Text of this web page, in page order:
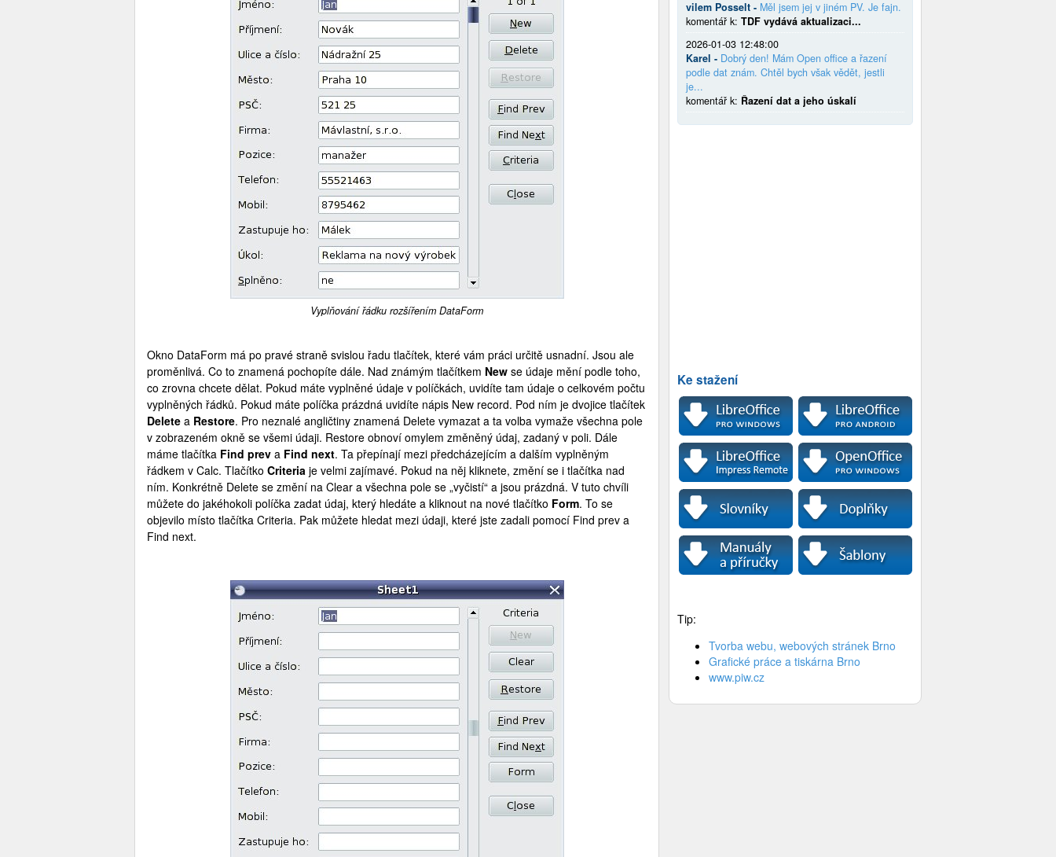
Vyplňování řádku rozšířením DataForm
Okno DataForm má po pravé straně svislou řadu tlačítek, které vám práci určitě usnadní. Jsou ale
proměnlivá. Co to znamená pochopíte dále. Nad známým tlačítkem New se údaje mění podle toho,
co zrovna chcete dělat. Pokud máte vyplněné údaje v políčkách, uvidíte tam údaje o celkovém počtu
vyplněných řádků. Pokud máte políčka prázdná uvidíte nápis New record. Pod ním je dvojice tlačítek
Delete a Restore. Pro neznalé angličtiny znamená Delete vymazat a ta volba vymaže všechna pole
v zobrazeném okně se všemi údaji. Restore obnoví omylem změněný údaj, zadaný v poli. Dále
máme tlačítka Find prev a Find next. Ta přepínají mezi předcházejícím a dalším vyplněným
řádkem v Calc. Tlačítko Criteria je velmi zajímavé. Pokud na něj kliknete, změní se i tlačítka nad
ním. Konkrétně Delete se změní na Clear a všechna pole se „vyčistí“ a jsou prázdná. V tuto chvíli
můžete do jakéhokoli políčka zadat údaj, který hledáte a kliknout na nové tlačítko Form. To se
objevilo místo tlačítka Criteria. Pak můžete hledat mezi údaji, které jste zadali pomocí Find prev a
Find next.
vilem Posselt - Měl jsem jej v jiném PV. Je fajn.
komentář k: TDF vydává aktualizaci...
2026-01-03 12:48:00
Karel - Dobrý den! Mám Open office a řazení
podle dat znám. Chtěl bych však vědět, jestli
je...
komentář k: Řazení dat a jeho úskalí
Ke stažení
Tip:
Tvorba webu, webových stránek Brno
Grafické práce a tiskárna Brno
www.piw.cz